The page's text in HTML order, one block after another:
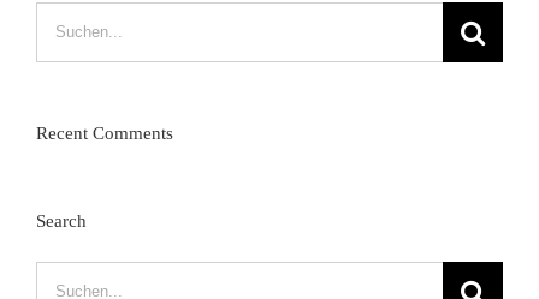
Suche
nach:
Recent Comments
Search
Suche